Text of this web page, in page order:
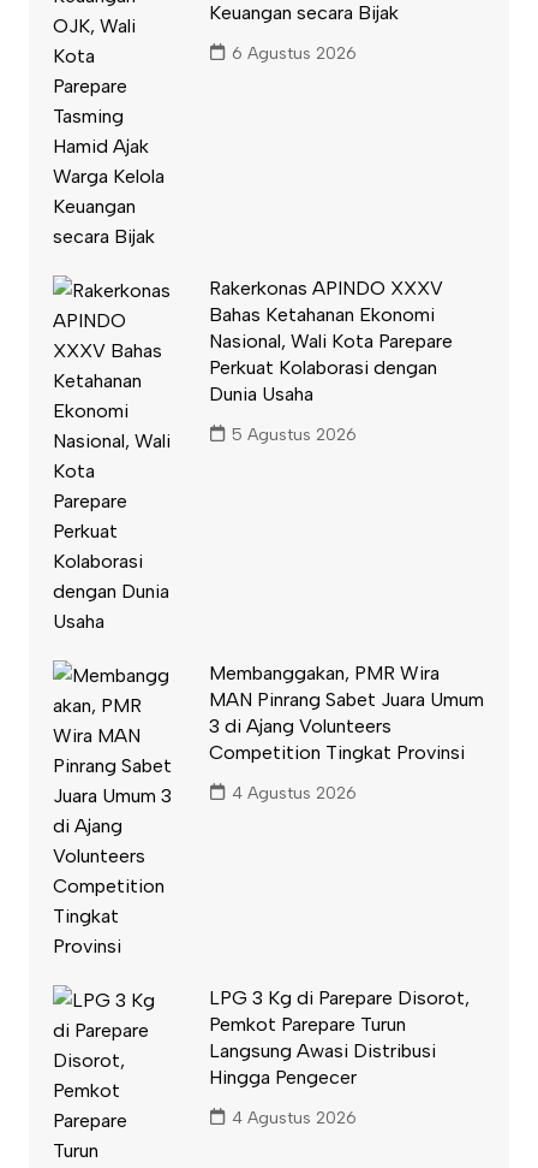
Keuangan secara Bijak
6 Agustus 2026
Rakerkonas APINDO XXXV
Bahas Ketahanan Ekonomi
Nasional, Wali Kota Parepare
Perkuat Kolaborasi dengan
Dunia Usaha
5 Agustus 2026
Membanggakan, PMR Wira
MAN Pinrang Sabet Juara Umum
3 di Ajang Volunteers
Competition Tingkat Provinsi
4 Agustus 2026
LPG 3 Kg di Parepare Disorot,
Pemkot Parepare Turun
Langsung Awasi Distribusi
Hingga Pengecer
4 Agustus 2026